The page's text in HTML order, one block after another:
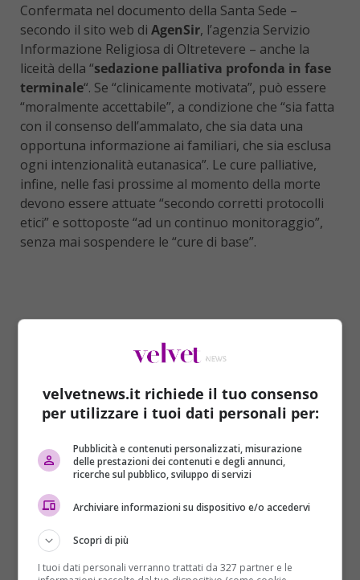
Confermata nel documento della Santa Sede –
secondo il sito web di AgenSir, l’agenzia Servizio
Informazione Religiosa di Oltretevere – anche la
liceità della “sedazione palliativa profonda in fase
terminale“. Se “clinicamente motivata”, può essere
“moralmente accettabile”, a condizione che “sia fatta
con il consenso dell’ammalato, che sia data una
opportuna informazione ai familiari, che sia esclusa
ogni intenzionalità eutanasica”. Le cure palliative,
infine, nelle fasi prossime al momento della morte
devono essere attuate “secondo corretti protocolli
etici” e sottoposte “ad un continuo monitoraggio”,
senza mai sospendere le “cure di base”.
AGGIORNAMENTO DOPO OLTRE 20 ANNI
Una rivoluzione per la Chiesa, dicevamo. Anche
perchél’ultimo documento simile era stato
velvetnews.it richiede il tuo consenso
per utilizzare i tuoi dati personali per:
Pubblicità e contenuti personalizzati, misurazione
delle prestazioni dei contenuti e degli annunci,
ricerche sul pubblico, sviluppo di servizi
Archiviare informazioni su dispositivo e/o accedervi
Scopri di più
I tuoi dati personali verranno trattati da 327 partner e le